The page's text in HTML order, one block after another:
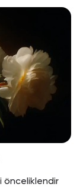
önceliklendir